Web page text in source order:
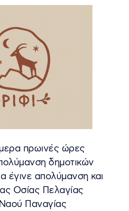
πρωινές ώρες
δημοτικών
έγινε απολύμανση και
Οσίας Πελαγίας
Παναγίας